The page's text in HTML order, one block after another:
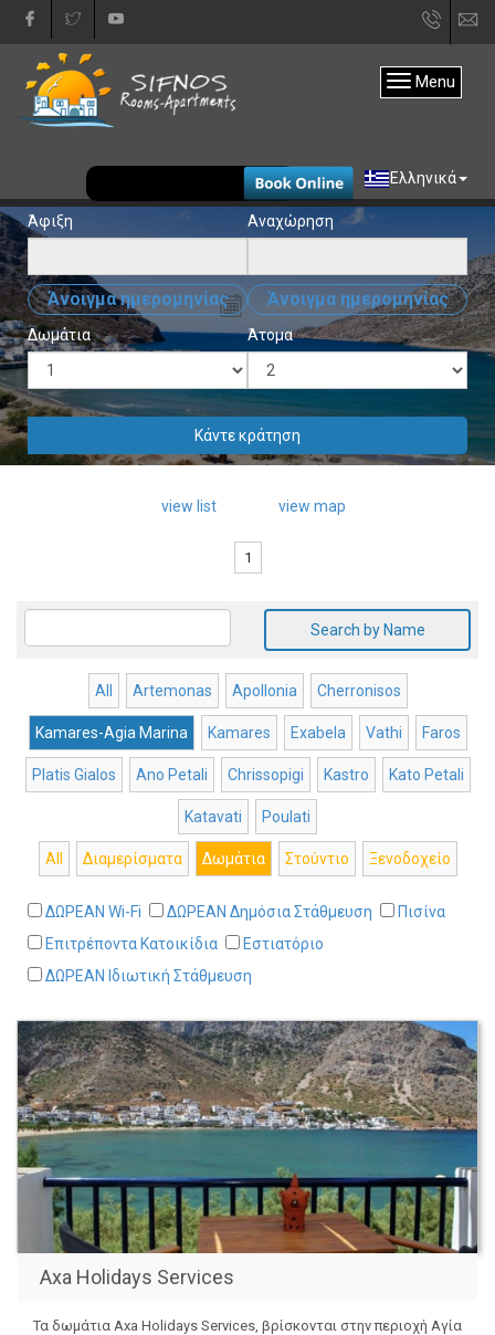
+30
31333
Menu
Ελληνικά
EUR
Άφιξη
Άνοιγμα ημερομηνίας
Αναχώρηση
Άνοιγμα ημερομηνίας
Δωμάτια Άτομα
Κάντε κράτηση
view list view map
1
Search by Name
All Artemonas Apollonia Cherronisos
Kamares-Agia Marina Kamares Exabela Vathi Faros
Platis Gialos Ano Petali Chrissopigi Kastro Kato Petali
Katavati Poulati
All Διαμερίσματα Δωμάτια Στούντιο Ξενοδοχείο
ΔΩΡΕΑΝ Wi-Fi ΔΩΡΕΑΝ Δημόσια Στάθμευση
Πισίνα
Επιτρέποντα Κατοικίδια
Εστιατόριο
ΔΩΡΕΑΝ Ιδιωτική Στάθμευση
Axa Holidays Services
Τα δωμάτια Axa Holidays Services, βρίσκονται στην περιοχή Αγία